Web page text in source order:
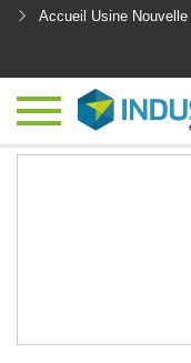
Accueil Usine Nouvelle